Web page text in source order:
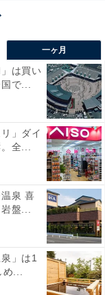
一ヶ月
は買い
で...
」ダイ
全...
泉 喜
盤...
」は1
め...